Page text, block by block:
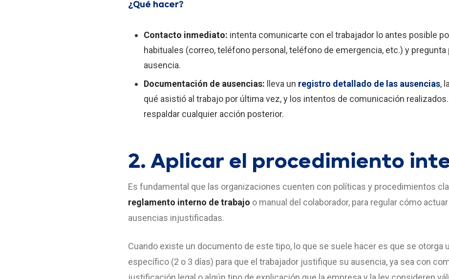
¿Qué hacer?
Contacto inmediato: intenta comunicarte con el trabajador lo antes posible
habituales (correo, teléfono personal, teléfono de emergencia, etc.) y
ausencia.
Documentación de ausencias: lleva un registro detallado de las ausencias,
qué asistió al trabajo por última vez, y los intentos de comunicación
respaldar cualquier acción posterior.
2. Aplicar el procedimiento
Es fundamental que las organizaciones cuenten con políticas y procedimientos
reglamento interno de trabajo o manual del colaborador, para regular cómo
ausencias injustificadas.
Cuando existe un documento de este tipo, lo que se suele hacer es que se otorga
específico (2 o 3 días) para que el trabajador justifique su ausencia, ya sea con